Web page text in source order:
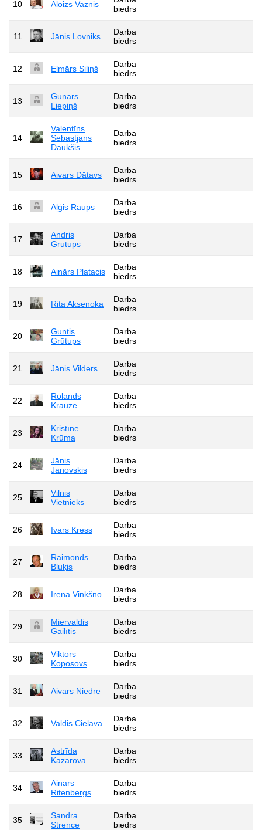
10 Aloizs Vaznis
biedrs
11 Jānis Lovniks
Darba
biedrs
12 Elmārs Siliņš
Darba
biedrs
13
Gunārs
Liepiņš
Darba
biedrs
14
Valentīns
Sebastjans
Daukšis
Darba
biedrs
15 Aivars Dātavs
Darba
biedrs
16 Aļģis Raups
Darba
biedrs
17
Andris
Grūtups
Darba
biedrs
18 Ainārs Platacis
Darba
biedrs
19 Rita Aksenoka
Darba
biedrs
20
Guntis
Grūtups
Darba
biedrs
21 Jānis Vilders
Darba
biedrs
22
Rolands
Krauze
Darba
biedrs
23
Kristīne
Krūma
Darba
biedrs
24
Jānis
Janovskis
Darba
biedrs
25
Vilnis
Vietnieks
Darba
biedrs
26 Ivars Kress
Darba
biedrs
27
Raimonds
Bluķis
Darba
biedrs
28 Irēna Vinkšno
Darba
biedrs
29
Miervaldis
Gailītis
Darba
biedrs
30
Viktors
Koposovs
Darba
biedrs
31 Aivars Niedre
Darba
biedrs
32 Valdis Cielava
Darba
biedrs
33
Astrīda
Kazārova
Darba
biedrs
34
Ainārs
Ritenbergs
Darba
biedrs
35
Sandra
Strence
Darba
biedrs